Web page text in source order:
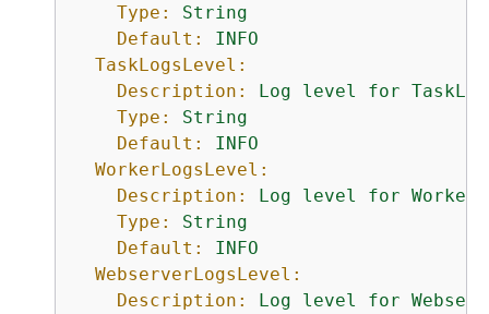
Type:
String
Default:
INFO
TaskLogsLevel:
Description:
Log level for
Type:
String
Default:
INFO
WorkerLogsLevel:
Description:
Log level for
Type:
String
Default:
INFO
WebserverLogsLevel:
Description:
Log level for